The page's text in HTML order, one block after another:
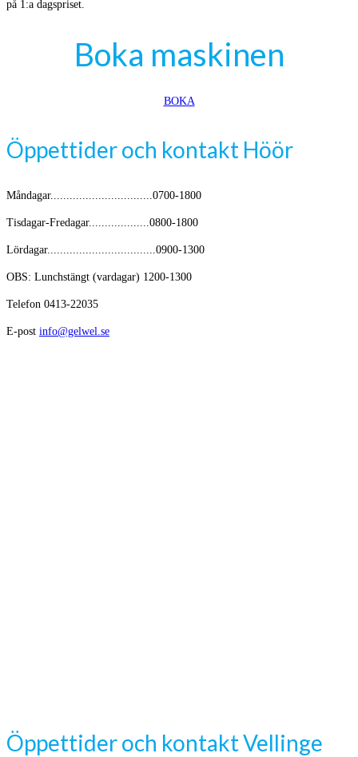
på 1:a dagspriset.
Boka maskinen
BOKA
Öppettider och kontakt Höör
Måndagar................................0700-1800
Tisdagar-Fredagar...................0800-1800
Lördagar..................................0900-1300
OBS: Lunchstängt (vardagar) 1200-1300
Telefon 0413-22035
E-post info@gelwel.se
Öppettider och kontakt Vellinge